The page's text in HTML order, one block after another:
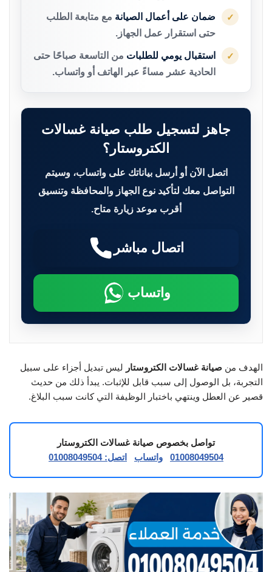
✓ ضمان على أعمال الصيانة مع متابعة الطلب
حتى استقرار عمل الجهاز.
✓ استقبال يومي للطلبات من التاسعة صباحًا حتى
الحادية عشر مساءً عبر الهاتف أو واتساب.
جاهز لتسجيل طلب صيانة غسالات
الكتروستار؟
اتصل الآن أو أرسل بياناتك على واتساب، وسيتم
التواصل معك لتأكيد نوع الجهاز والمحافظة وتنسيق
أقرب موعد زيارة متاح.
اتصال مباشر
واتساب
الهدف من صيانة غسالات الكتروستار ليس تبديل أجزاء على سبيل
التجربة، بل الوصول إلى سبب قابل للإثبات. يبدأ ذلك من حديث
قصير عن العطل وينتهي باختبار الوظيفة التي كانت سبب البلاغ.
تواصل بخصوص صيانة غسالات الكتروستار
01008049504
واتساب اتصل: 01008049504